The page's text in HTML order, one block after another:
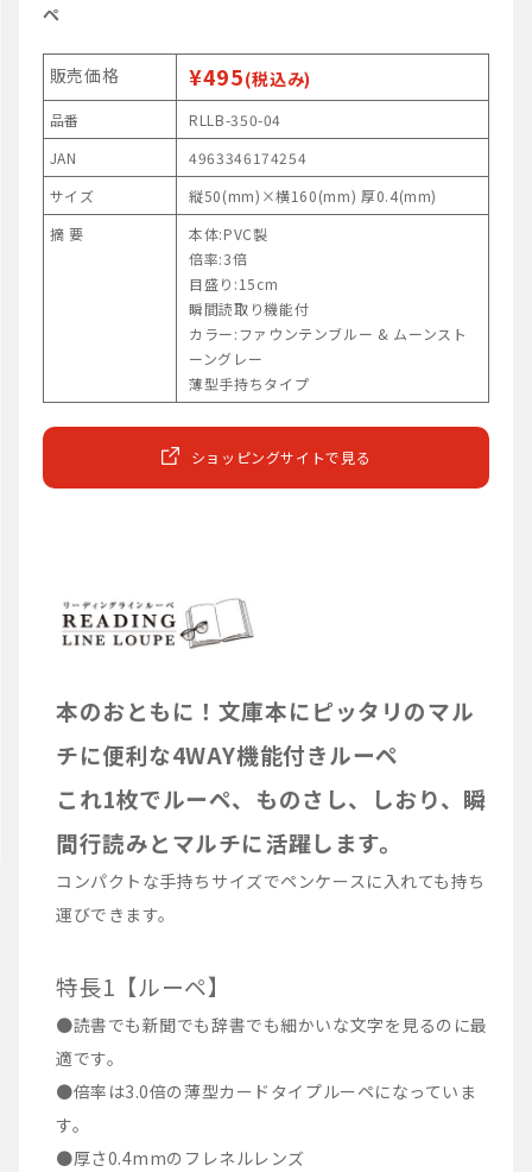
ペ
販売価格 ¥495(税込み)
品番
RLLB-350-04
JAN
4963346174254
サイズ
縦50(mm)×横160(mm) 厚0.4(mm)
摘 要
本体:PVC製
倍率:3倍
目盛り:15cm
瞬間読取り機能付
カラー:ファウンテンブルー & ムーンスト
ーングレー
薄型手持ちタイプ
ショッピングサイトで見る
本のおともに！文庫本にピッタリのマル
チに便利な4WAY機能付きルーペ
これ1枚でルーペ、ものさし、しおり、瞬
間行読みとマルチに活躍します。
コンパクトな手持ちサイズでペンケースに入れても持ち
運びできます。
特長1【ルーペ】
●読書でも新聞でも辞書でも細かいな文字を見るのに最
適です。
●倍率は3.0倍の薄型カードタイプルーペになっていま
す。
●厚さ0.4mmのフレネルレンズ